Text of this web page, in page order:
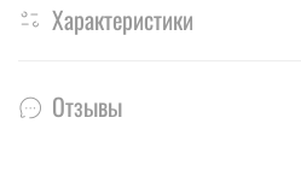
Характеристики
Отзывы